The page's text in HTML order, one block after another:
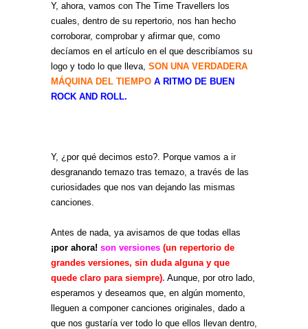
Y, ahora, vamos con The Time Travellers los
cuales, dentro de su repertorio, nos han hecho
corroborar, comprobar y afirmar que, como
decíamos en el artículo en el que describíamos su
logo y todo lo que lleva, SON UNA VERDADERA
MÁQUINA DEL TIEMPO A RITMO DE BUEN
ROCK AND ROLL.
Y, ¿por qué decimos esto?. Porque vamos a ir
desgranando temazo tras temazo, a través de las
curiosidades que nos van dejando las mismas
canciones.
Antes de nada, ya avisamos de que todas ellas
¡por ahora! son versiones (un repertorio de
grandes versiones, sin duda alguna y que
quede claro para siempre). Aunque, por otro lado,
esperamos y deseamos que, en algún momento,
lleguen a componer canciones originales, dado a
que nos gustaría ver todo lo que ellos llevan dentro,